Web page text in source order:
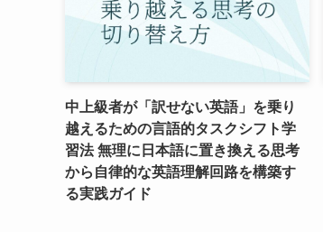
中上級者が「訳せない英語」を乗り
越えるための言語的タスクシフト学
習法 無理に日本語に置き換える思考
から自律的な英語理解回路を構築す
る実践ガイド